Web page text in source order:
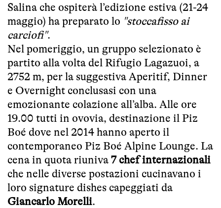
Salina che ospiterà l’edizione estiva (21-24
maggio) ha preparato lo "stoccafisso ai
carciofi".
Nel pomeriggio, un gruppo selezionato è
partito alla volta del Rifugio Lagazuoi, a
2752 m, per la suggestiva Aperitif, Dinner
e Overnight conclusasi con una
emozionante colazione all’alba. Alle ore
19.00 tutti in ovovia, destinazione il Piz
Boé dove nel 2014 hanno aperto il
contemporaneo Piz Boé Alpine Lounge. La
cena in quota riuniva 7 chef internazionali
che nelle diverse postazioni cucinavano i
loro signature dishes capeggiati da
Giancarlo Morelli.